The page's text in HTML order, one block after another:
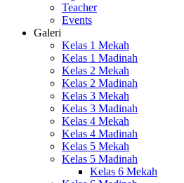
Teacher
Events
Galeri
Kelas 1 Mekah
Kelas 1 Madinah
Kelas 2 Mekah
Kelas 2 Madinah
Kelas 3 Mekah
Kelas 3 Madinah
Kelas 4 Mekah
Kelas 4 Madinah
Kelas 5 Mekah
Kelas 5 Madinah
Kelas 6 Mekah